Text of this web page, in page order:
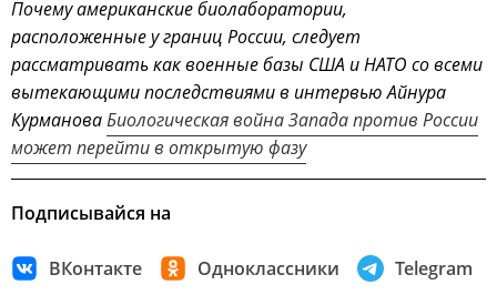
Почему американские биолаборатории,
расположенные у границ России, следует
рассматривать как военные базы США и НАТО со всеми
вытекающими последствиями в интервью Айнура
КурмановаБиологическая война Запада против России
может перейти в открытую фазу
Подписывайся на
ВКонтакте Одноклассники Telegram